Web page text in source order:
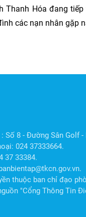
Thanh Hóa đang
các nạn nhân gặp
Số 8 - Đường Sân Golf
024 37333664.
37 33384.
thuộc ban chỉ đạo
"Cổng Thông Tin